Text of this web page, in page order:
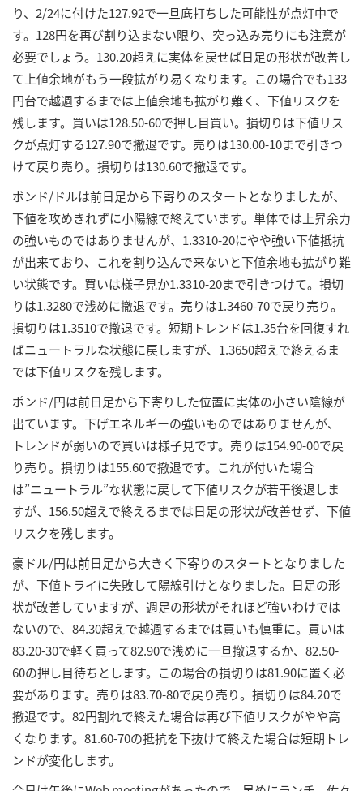
り、2/24に付けた127.92で一旦底打ちした可能性が点灯中で
す。128円を再び割り込まない限り、突っ込み売りにも注意が
必要でしょう。130.20超えに実体を戻せば日足の形状が改善し
て上値余地がもう一段拡がり易くなります。この場合でも133
円台で越週するまでは上値余地も拡がり難く、下値リスクを
残します。買いは128.50-60で押し目買い。損切りは下値リス
クが点灯する127.90で撤退です。売りは130.00-10まで引きつ
けて戻り売り。損切りは130.60で撤退です。
ポンド/ドルは前日足から下寄りのスタートとなりましたが、
下値を攻めきれずに小陽線で終えています。単体では上昇余力
の強いものではありませんが、1.3310-20にやや強い下値抵抗
が出来ており、これを割り込んで来ないと下値余地も拡がり難
い状態です。買いは様子見か1.3310-20まで引きつけて。損切
りは1.3280で浅めに撤退です。売りは1.3460-70で戻り売り。
損切りは1.3510で撤退です。短期トレンドは1.35台を回復すれ
ばニュートラルな状態に戻しますが、1.3650超えで終えるま
では下値リスクを残します。
ポンド/円は前日足から下寄りした位置に実体の小さい陰線が
出ています。下げエネルギーの強いものではありませんが、
トレンドが弱いので買いは様子見です。売りは154.90-00で戻
り売り。損切りは155.60で撤退です。これが付いた場合
は”ニュートラル”な状態に戻して下値リスクが若干後退しま
すが、156.50超えで終えるまでは日足の形状が改善せず、下値
リスクを残します。
豪ドル/円は前日足から大きく下寄りのスタートとなりました
が、下値トライに失敗して陽線引けとなりました。日足の形
状が改善していますが、週足の形状がそれほど強いわけでは
ないので、84.30超えで越週するまでは買いも慎重に。買いは
83.20-30で軽く買って82.90で浅めに一旦撤退するか、82.50-
60の押し目待ちとします。この場合の損切りは81.90に置く必
要があります。売りは83.70-80で戻り売り。損切りは84.20で
撤退です。82円割れで終えた場合は再び下値リスクがやや高
くなります。81.60-70の抵抗を下抜けて終えた場合は短期トレ
ンドが変化します。